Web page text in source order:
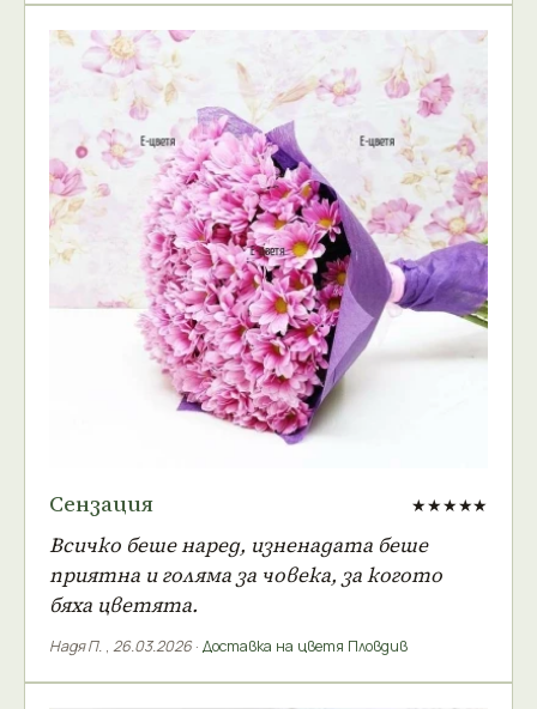
Сензация ★★★★★
Всичко беше наред, изненадата беше
приятна и голяма за човека, за когото
бяха цветята.
Надя П. , 26.03.2026 · Доставка на цветя Пловдив